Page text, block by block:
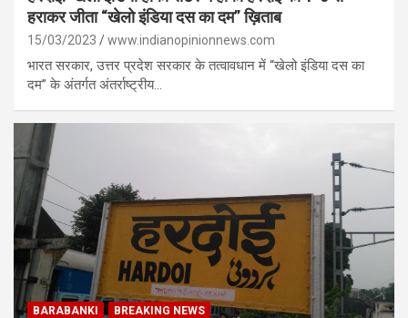
हराकर जीता “खेलो इंडिया दस का दम” ख़िताब
15/03/2023 www.indianopinionnews.com
भारत सरकार, उत्तर प्रदेश सरकार के तत्वावधान में “खेलो इंडिया दस का
दम” के अंतर्गत अंतर्राष्ट्रीय…
BARABANKI
BREAKING NEWS